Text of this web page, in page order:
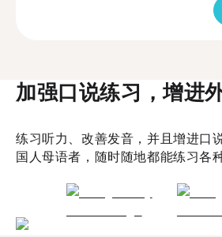
加强口说练习，增进
练习听力、改善发音，并且增进口
国人母语者，随时随地都能练习各